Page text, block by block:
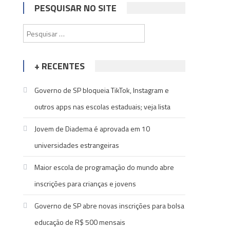
PESQUISAR NO SITE
por:
+ RECENTES
Governo de SP bloqueia TikTok, Instagram e
outros apps nas escolas estaduais; veja lista
Jovem de Diadema é aprovada em 10
universidades estrangeiras
Maior escola de programação do mundo abre
inscrições para crianças e jovens
Governo de SP abre novas inscrições para bolsa
educação de R$ 500 mensais